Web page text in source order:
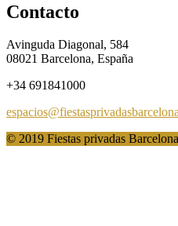
Contacto
Avinguda Diagonal, 584
08021 Barcelona, España
+34 691841000
© 2019 Fiestas privadas Barcelona